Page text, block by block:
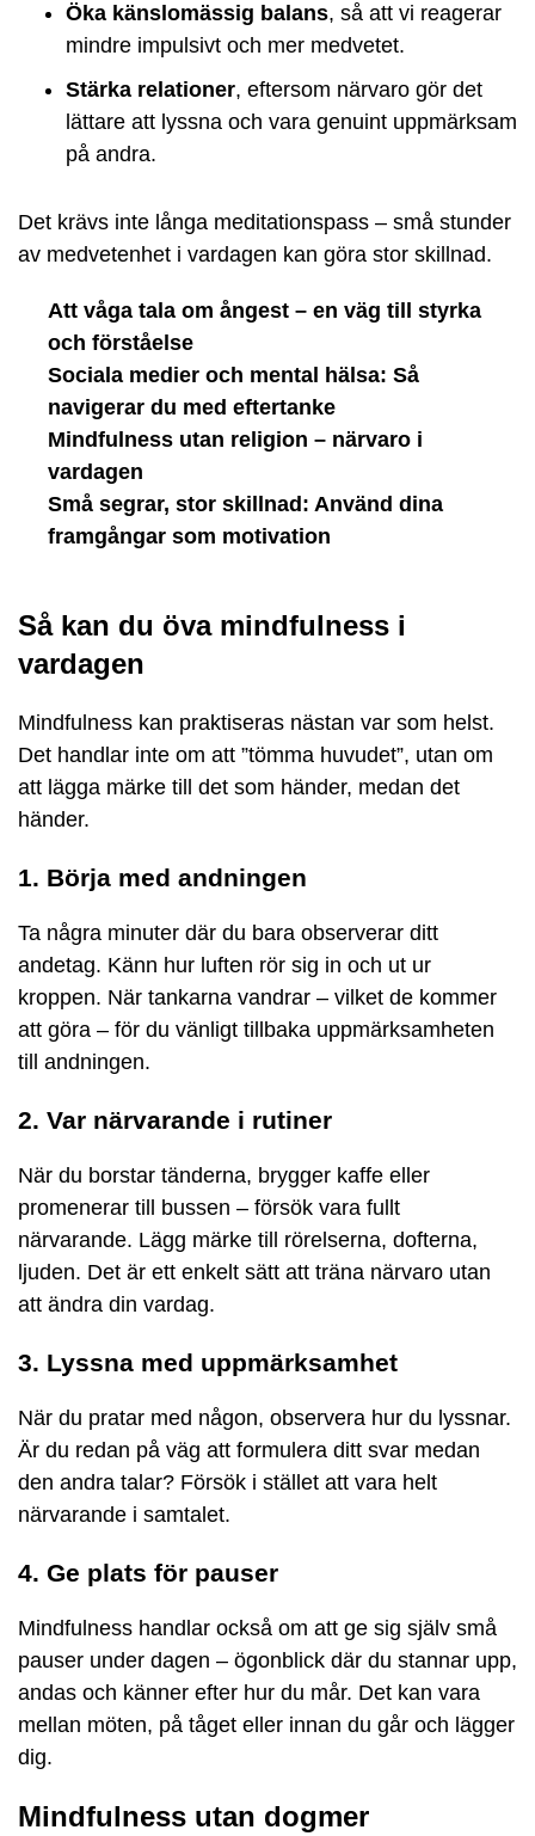
Öka känslomässig balans, så att vi reagerar
mindre impulsivt och mer medvetet.
Stärka relationer, eftersom närvaro gör det
lättare att lyssna och vara genuint uppmärksam
på andra.
Det krävs inte långa meditationspass – små stunder
av medvetenhet i vardagen kan göra stor skillnad.
Att våga tala om ångest – en väg till styrka
och förståelse
Sociala medier och mental hälsa: Så
navigerar du med eftertanke
Mindfulness utan religion – närvaro i
vardagen
Små segrar, stor skillnad: Använd dina
framgångar som motivation
Så kan du öva mindfulness i
vardagen
Mindfulness kan praktiseras nästan var som helst.
Det handlar inte om att ”tömma huvudet”, utan om
att lägga märke till det som händer, medan det
händer.
1. Börja med andningen
Ta några minuter där du bara observerar ditt
andetag. Känn hur luften rör sig in och ut ur
kroppen. När tankarna vandrar – vilket de kommer
att göra – för du vänligt tillbaka uppmärksamheten
till andningen.
2. Var närvarande i rutiner
När du borstar tänderna, brygger kaffe eller
promenerar till bussen – försök vara fullt
närvarande. Lägg märke till rörelserna, dofterna,
ljuden. Det är ett enkelt sätt att träna närvaro utan
att ändra din vardag.
3. Lyssna med uppmärksamhet
När du pratar med någon, observera hur du lyssnar.
Är du redan på väg att formulera ditt svar medan
den andra talar? Försök i stället att vara helt
närvarande i samtalet.
4. Ge plats för pauser
Mindfulness handlar också om att ge sig själv små
pauser under dagen – ögonblick där du stannar upp,
andas och känner efter hur du mår. Det kan vara
mellan möten, på tåget eller innan du går och lägger
dig.
Mindfulness utan dogmer